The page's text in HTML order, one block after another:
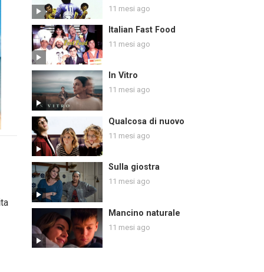
11 mesi ago
Italian Fast Food
11 mesi ago
In Vitro
11 mesi ago
Qualcosa di nuovo
11 mesi ago
Sulla giostra
11 mesi ago
Mancino naturale
11 mesi ago